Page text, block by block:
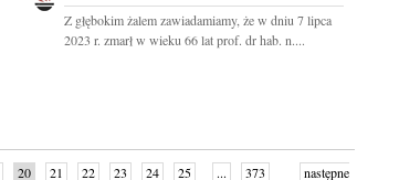
Z głębokim żalem zawiadamiamy, że w dniu 7 lipca
2023 r. zmarł w wieku 66 lat prof. dr hab. n....
20 21 22 23 24 25 ... 373 następne